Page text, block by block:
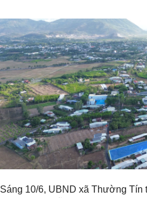
Sáng 10/6, UBND xã Thường Tín